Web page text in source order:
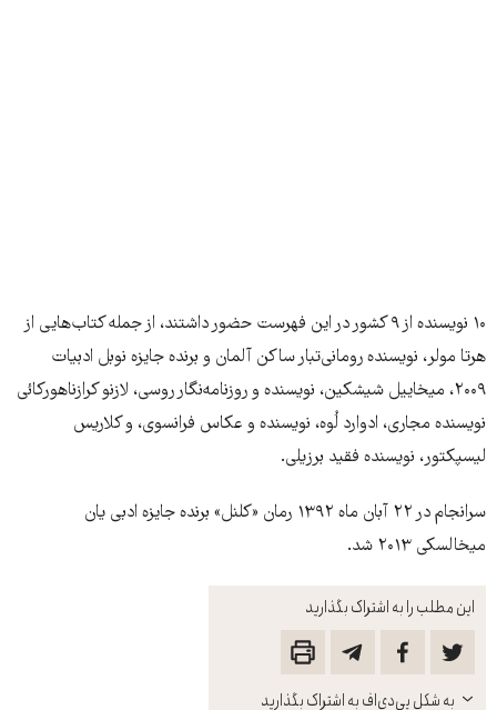
این مطلب را به اشتراک بگذارید
باز
به شکل پی‌دی‌اف به اشتراک بگذارید
۱۰ نویسنده از ۹ کشور در این فهرست حضور داشتند، از جمله کتاب‌هایی از
هرتا مولر، نویسنده رومانی‌تبار ساکن آلمان و برنده‌ جایزه‌ نوبل ادبیات
۲۰۰۹، میخاییل شیشکین، نویسنده و روزنامه‌نگار روسی، لازنو کرازناهورکائی
نویسنده مجاری، ادوارد لُوه‌، نویسنده و عکاس فرانسوی، و کلاریس
لیسپکتور، نویسنده فقید برزیلی.
سرانجام در ۲۲ آبان ماه ۱۳۹۲ رمان «کلنل» برنده جایزه ادبی یان
میخالسکی ۲۰۱۳ شد.